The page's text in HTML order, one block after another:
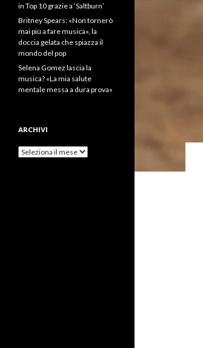
in Top 10 grazie a ‘Saltburn’
Britney Spears: «Non tornerò
mai più a fare musica», la
doccia gelata che spiazza il
mondo del pop
Selena Gomez lascia la
musica? «La mia salute
mentale messa a dura prova»
ARCHIVI
Archivi